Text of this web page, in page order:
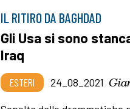
IL RITIRO DA BAGHDAD
Gli Usa si sono
Iraq
ESTERI 24_08_2021